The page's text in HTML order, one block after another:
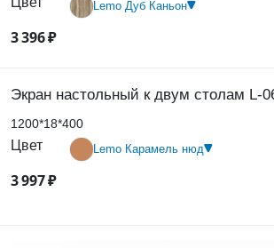
Lemo Дуб Каньон
3396₽
Экран настольный к двум столам L-
1200*18*400
Цвет Lemo Карамель нюд
3997₽